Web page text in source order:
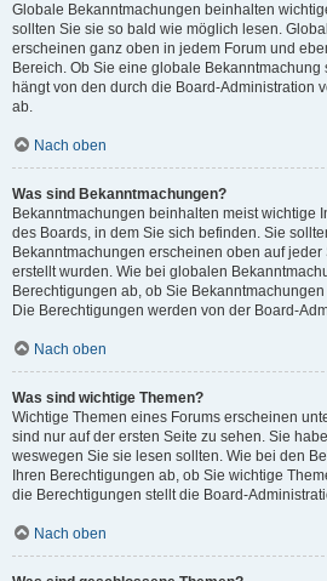
Globale Bekanntmachungen beinhalten
sollten Sie sie so bald wie möglich lesen.
erscheinen ganz oben in jedem Forum und
Bereich. Ob Sie eine globale
hängt von den durch die Board-Administration
ab.
Nach oben
Was sind Bekanntmachungen?
Bekanntmachungen beinhalten meist wichtige
des Boards, in dem Sie sich befinden. Sie
Bekanntmachungen erscheinen oben auf jeder
erstellt wurden. Wie bei globalen
Berechtigungen ab, ob Sie
Die Berechtigungen werden von der Board-
Nach oben
Was sind wichtige Themen?
Wichtige Themen eines Forums erscheinen
sind nur auf der ersten Seite zu sehen. Sie
weswegen Sie sie lesen sollten. Wie bei den
Ihren Berechtigungen ab, ob Sie wichtige
die Berechtigungen stellt die Board-
Nach oben